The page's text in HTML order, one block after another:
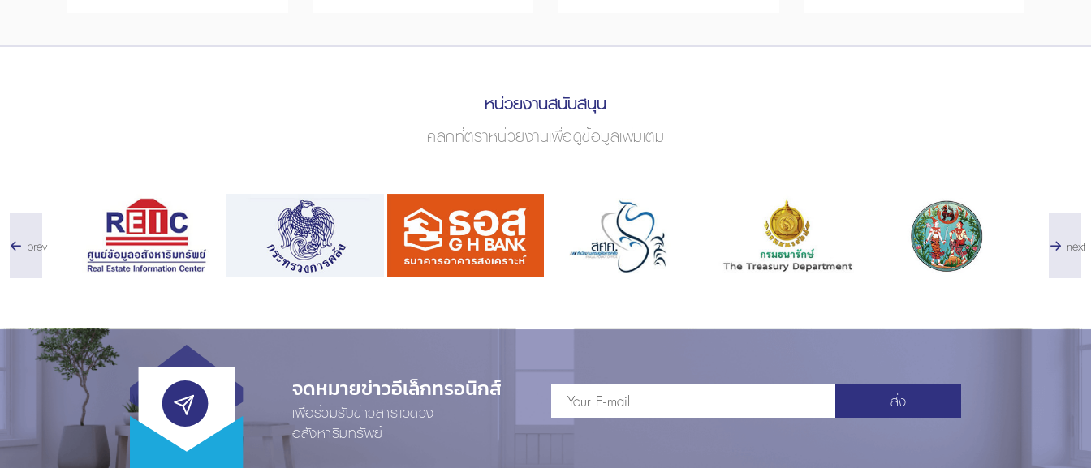
หน่วยงานสนับสนุน
คลิกที่ตราหน่วยงานเพื่อดูข้อมูลเพิ่มเติม
prev next
จดหมายข่าวอีเล็กทรอนิกส์
เพื่อร่วมรับข่าวสารแวดวง
อสังหาริมทรัพย์
ส่ง